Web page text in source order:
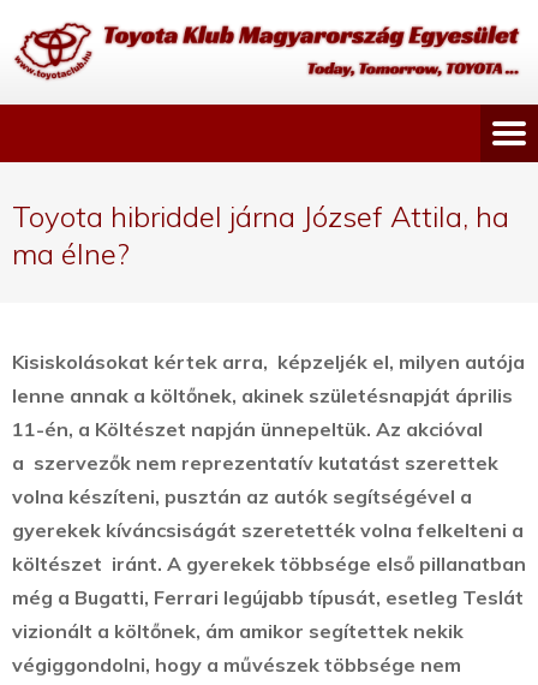
Toyota hibriddel járna József Attila, ha
ma élne?
Kisiskolásokat kértek arra, képzeljék el, milyen autója
lenne annak a költőnek, akinek születésnapját április
11-én, a Költészet napján ünnepeltük. Az akcióval
a szervezők nem reprezentatív kutatást szerettek
volna készíteni, pusztán az autók segítségével a
gyerekek kíváncsiságát szeretették volna felkelteni a
költészet iránt. A gyerekek többsége első pillanatban
még a Bugatti, Ferrari legújabb típusát, esetleg Teslát
vizionált a költőnek, ám amikor segítettek nekik
végiggondolni, hogy a művészek többsége nem